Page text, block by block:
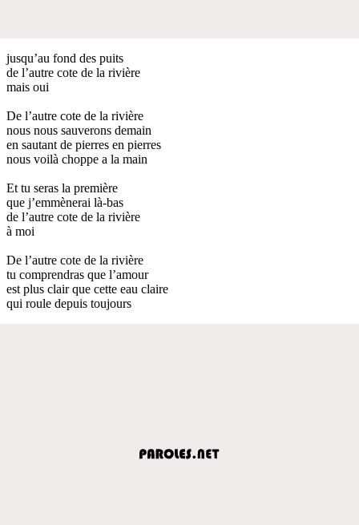
jusqu’au fond des puits
de l’autre cote de la rivière
mais oui
De l’autre cote de la rivière
nous nous sauverons demain
en sautant de pierres en pierres
nous voilà choppe a la main
Et tu seras la première
que j’emmènerai là-bas
de l’autre cote de la rivière
à moi
De l’autre cote de la rivière
tu comprendras que l’amour
est plus clair que cette eau claire
qui roule depuis toujours